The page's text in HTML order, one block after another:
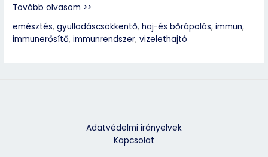
Tovább olvasom >>
emésztés,gyulladáscsökkentő,haj-és bőrápolás,immun,
immunerősítő,immunrendszer,vizelethajtó
Adatvédelmi irányelvek
Kapcsolat